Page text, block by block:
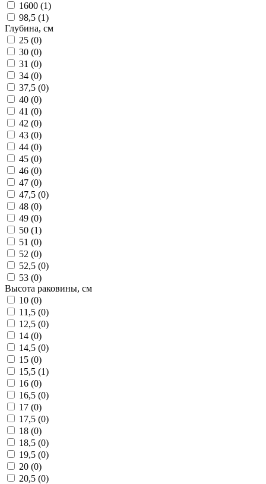
1600 (1)
98,5 (1)
Глубина, см
25 (0)
30 (0)
31 (0)
34 (0)
37,5 (0)
40 (0)
41 (0)
42 (0)
43 (0)
44 (0)
45 (0)
46 (0)
47 (0)
47,5 (0)
48 (0)
49 (0)
50 (1)
51 (0)
52 (0)
52,5 (0)
53 (0)
Высота раковины, см
10 (0)
11,5 (0)
12,5 (0)
14 (0)
14,5 (0)
15 (0)
15,5 (1)
16 (0)
16,5 (0)
17 (0)
17,5 (0)
18 (0)
18,5 (0)
19,5 (0)
20 (0)
20,5 (0)